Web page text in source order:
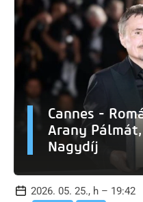
Cannes -
Arany
Nagydíj
2026. 05. 25., h – 19:42